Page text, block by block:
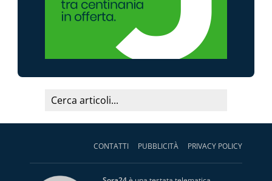
CONTATTI PUBBLICITÀ PRIVACY POLICY